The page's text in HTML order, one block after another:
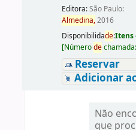
Editora:São Paulo:
Almedina,2016
Disponibilidade:Itens
[Númerodechamada:
Reservar
Adicionar
Não
que